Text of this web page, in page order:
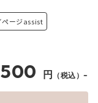
ページassist
円 （税込）~